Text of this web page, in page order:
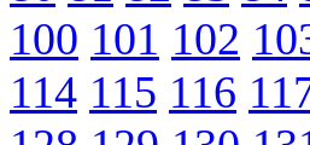
100 101 102
114 115 116